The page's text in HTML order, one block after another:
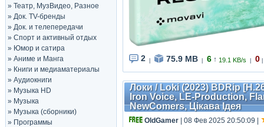
» Театр, МузВидео, Разное
» Док. TV-бренды
» Док. и телепередачи
» Спорт и активный отдых
» Юмор и сатира
» Аниме и Манга
» Книги и медиаматериалы
» Аудиокниги
» Музыка HD
» Музыка
» Музыка (сборники)
» Программы
2 75.9 MB 6 ↑ 19.1 KB/s 0
Локи / Loki (2023) BDRip
Iron Voice, LE-Production,
NewComers, Цікава Ідея
OldGamer | 08 Фев 2025 20:50:09